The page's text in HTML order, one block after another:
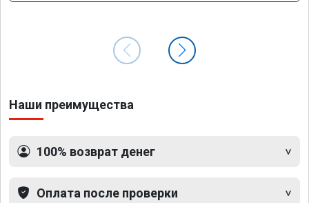
Наши преимущества
100% возврат денег
Оплата после проверки